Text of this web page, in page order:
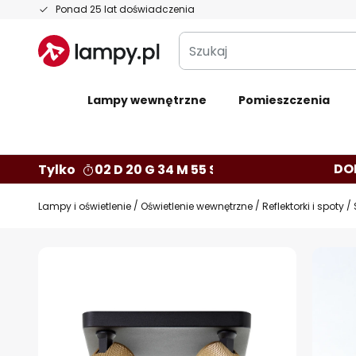
Ponad 25 lat doświadczenia
Przejdź
treści
Szukaj
Lampy wewnętrzne Pomieszczenia
Tylko 02 D 20 G 34 M 54 S
Lampy i oświetlenie Oświetlenie wewnętrzne Reflektorki i spoty